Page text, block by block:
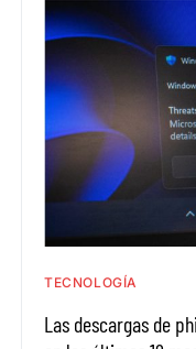
TECNOLOGÍA
Las descargas de